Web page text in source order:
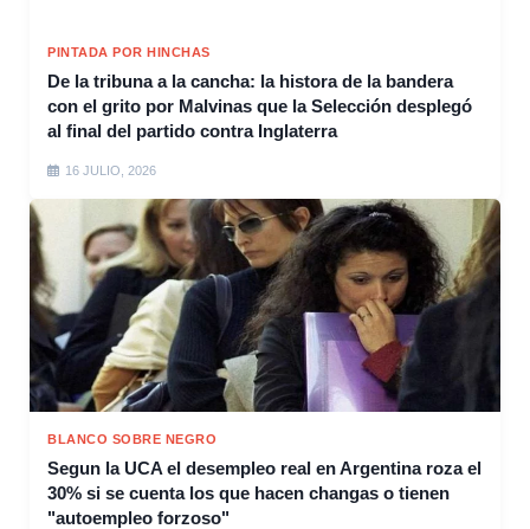
PINTADA POR HINCHAS
De la tribuna a la cancha: la histora de la bandera
con el grito por Malvinas que la Selección desplegó
al final del partido contra Inglaterra
16 JULIO, 2026
BLANCO SOBRE NEGRO
Segun la UCA el desempleo real en Argentina roza el
30% si se cuenta los que hacen changas o tienen
"autoempleo forzoso"